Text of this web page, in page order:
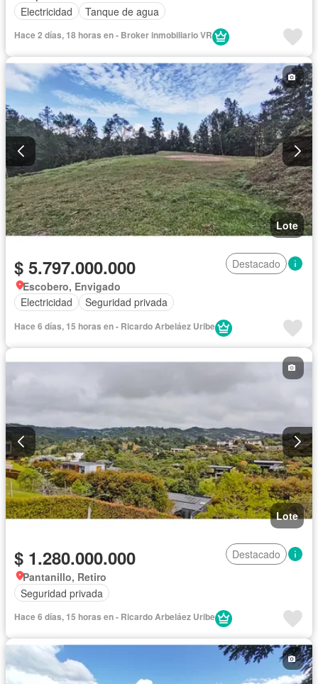
Electricidad
Tanque de agua
Hace 2 días, 18 horas en - Broker inmobiliario VR
Lote
$ 5.797.000.000
Destacado
Escobero, Envigado
Electricidad
Seguridad privada
Hace 6 días, 15 horas en - Ricardo Arbeláez Uribe
Lote
$ 1.280.000.000
Destacado
Pantanillo, Retiro
Seguridad privada
Hace 6 días, 15 horas en - Ricardo Arbeláez Uribe